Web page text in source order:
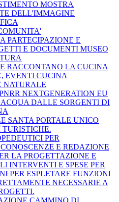
MOSTRA
DELL'IMMAGINE
PARTECIPAZIONE E
E DOCUMENTI MUSEO
RACCONTANO LA CUCINA
EVENTI CUCINA
NATURALE
NEXTGENERATION EU
DALLE SORGENTI DI
SANTA PORTALE UNICO
PER
E REDAZIONE
LA PROGETTAZIONE E
INTERVENTI E SPESE PER
PER ESPLETARE FUNZIONI
NECESSARIE A
CAMMINO DI